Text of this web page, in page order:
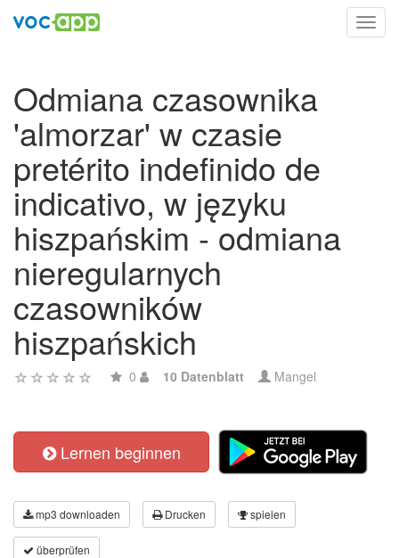
Odmiana czasownika
'almorzar' w czasie
pretérito indefinido de
indicativo, w języku
hiszpańskim - odmiana
nieregularnych
czasowników
hiszpańskich
0 10 Datenblatt Mangel
Lernen beginnen
mp3 downloaden Drucken spielen
überprüfen